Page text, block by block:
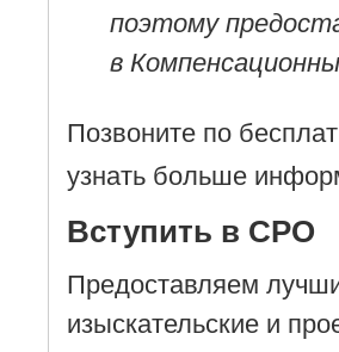
поэтому
в
Позвоните по
узнать больше
Вступить в СРО
Предоставляем
изыскательские и